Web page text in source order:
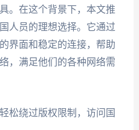
。在这个背景下，本文推
人员的理想选择。它通过
界面和稳定的连接，帮助
，满足他们的各种网络需
松绕过版权限制，访问国